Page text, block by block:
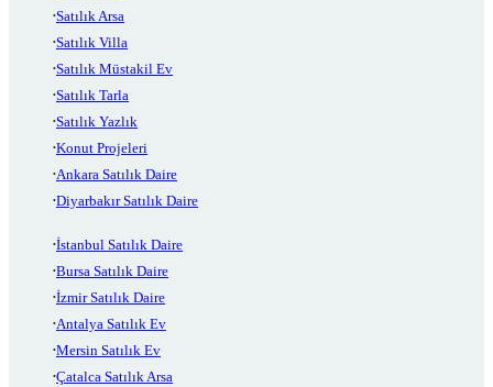
Satılık Arsa
Satılık Villa
Satılık Müstakil Ev
Satılık Tarla
Satılık Yazlık
Konut Projeleri
Ankara Satılık Daire
Diyarbakır Satılık Daire
İstanbul Satılık Daire
Bursa Satılık Daire
İzmir Satılık Daire
Antalya Satılık Ev
Mersin Satılık Ev
Çatalca Satılık Arsa